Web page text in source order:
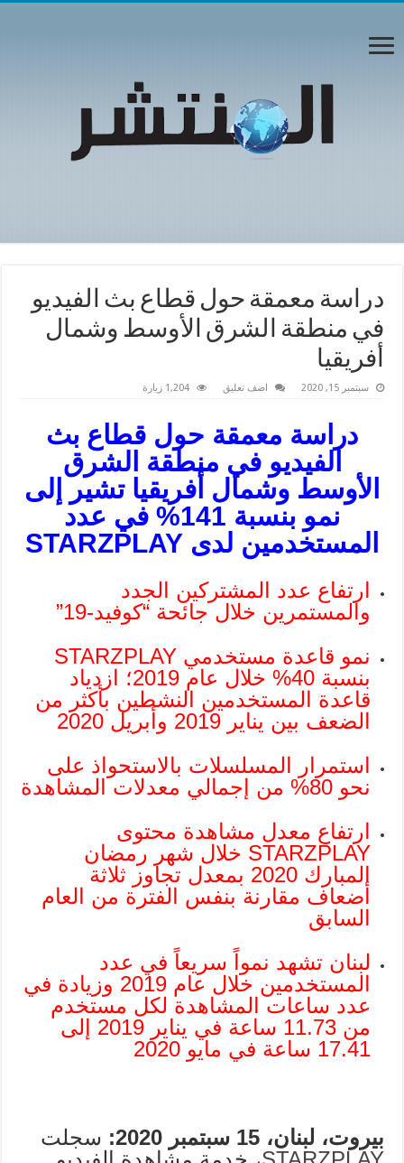
دراسة معمقة حول قطاع بث الفيديو
في منطقة الشرق الأوسط وشمال
أفريقيا
سبتمبر 15, 2020 اضف تعليق 1,204 زيارة
دراسة معمقة حول قطاع بث
الفيديو في منطقة الشرق
الأوسط وشمال أفريقيا تشير إلى
نمو بنسبة 141% في عدد
المستخدمين لدى STARZPLAY
ارتفاع عدد المشتركين الجدد
والمستمرين خلال جائحة “كوفيد-19”
نمو قاعدة مستخدمي STARZPLAY
بنسبة 40% خلال عام 2019؛ ازدياد
قاعدة المستخدمين النشطين بأكثر من
الضعف بين يناير 2019 وأبريل 2020
استمرار المسلسلات بالاستحواذ على
نحو 80% من إجمالي معدلات المشاهدة
ارتفاع معدل مشاهدة محتوى
STARZPLAY خلال شهر رمضان
المبارك 2020 بمعدل تجاوز ثلاثة
أضعاف مقارنة بنفس الفترة من العام
السابق
لبنان تشهد نمواً سريعاً في عدد
المستخدمين خلال عام 2019 وزيادة في
عدد ساعات المشاهدة لكل مستخدم
من 11.73 ساعة في يناير 2019 إلى
17.41 ساعة في مايو 2020
بيروت، لبنان، 15 سبتمبر 2020:
سجلت